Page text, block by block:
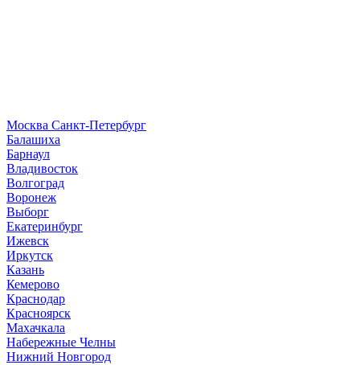
Москва Санкт-Петербург
Балашиха
Барнаул
Владивосток
Волгоград
Воронеж
Выборг
Екатеринбург
Ижевск
Иркутск
Казань
Кемерово
Краснодар
Красноярск
Махачкала
Набережные Челны
Нижний Новгород